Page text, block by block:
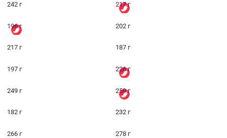
242 г 217 г
196 г 202 г
217 г 187 г
197 г 226 г
249 г 259 г
182 г 232 г
266 г 278 г